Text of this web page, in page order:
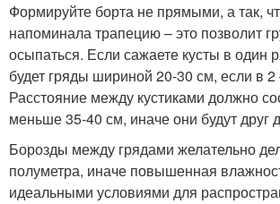
Формируйте борта не прямыми, а так,
напоминала трапецию – это позволит
осыпаться. Если сажаете кусты в один
будет гряды шириной 20-30 см, если в 2
Расстояние между кустиками должно
меньше 35-40 см, иначе они будут друг
Борозды между грядами желательно
полуметра, иначе повышенная
идеальными условиями для